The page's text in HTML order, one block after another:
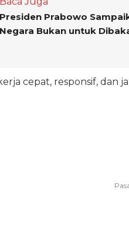
Presiden Prabowo
Negara Bukan untuk
cepat, responsif, dan